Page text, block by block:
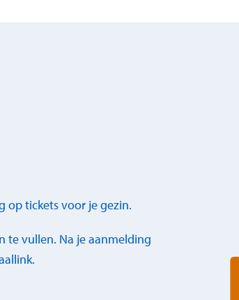
op tickets voor je gezin.
te vullen. Na je aanmelding